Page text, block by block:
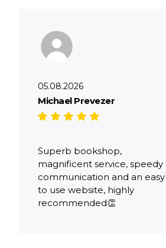
05.08.2026
Michael Prevezer
Superb bookshop,
magnificent service, speedy
communication and an easy
to use website, highly
recommended👏